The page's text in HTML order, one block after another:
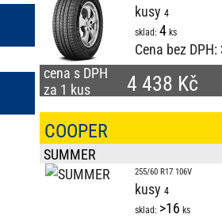
kusy
sklad: 4 ks
Cena bez DPH:
cena s DPH
za 1 kus
4 438 Kč
COOPER
SUMMER
255/60 R17 106V
kusy
sklad: >16 ks